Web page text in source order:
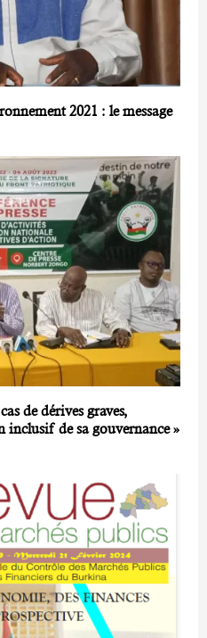
2021 : le message
de dérives graves,
inclusif de sa gouvernance »